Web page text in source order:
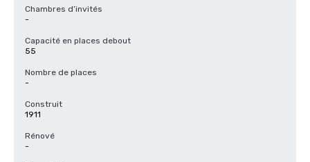
Chambres d’invités
-
Capacité en places debout
55
Nombre de places
-
Construit
1911
Rénové
-